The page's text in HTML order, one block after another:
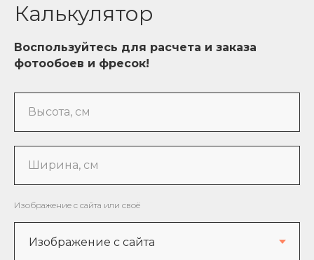
Калькулятор
Воспользуйтесь для расчета и заказа
фотообоев и фресок!
Высота, см
Ширина, см
Изображение с сайта или своё